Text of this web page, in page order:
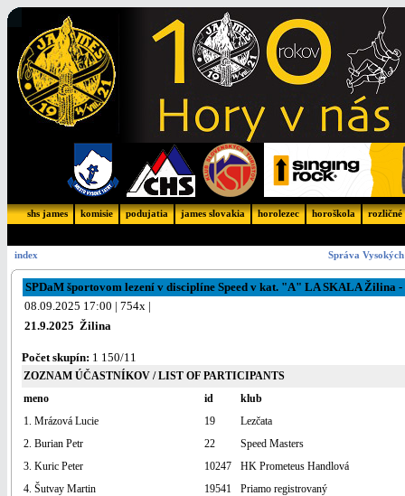
shs james komisie podujatia james slovakia horolezec horoškola rozličné
index Správa
SPDaM športovom lezení v disciplíne Speed v kat. "A" LA SKALA Žilina -
08.09.2025 17:00 | 754x |
21.9.2025 Žilina
Počet skupín: 1 150/11
ZOZNAM ÚČASTNÍKOV / LIST OF PARTICIPANTS
meno
id
klub
1. Mrázová Lucie
19
Lezčata
2. Burian Petr
22
Speed Masters
3. Kuric Peter
10247
HK Prometeus Handlová
4. Šutvay Martin
19541
Priamo registrovaný